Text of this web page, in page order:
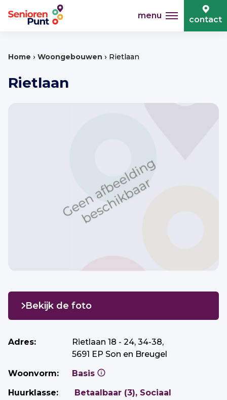
menu contact
Home › Woongebouwen › Rietlaan
Rietlaan
Adres:
Rietlaan 18 - 24, 34-38,
5691 EP Son en Breugel
Woonvorm:
Basis
Huurklasse:
Betaalbaar (3), Sociaal
Bekijk de foto